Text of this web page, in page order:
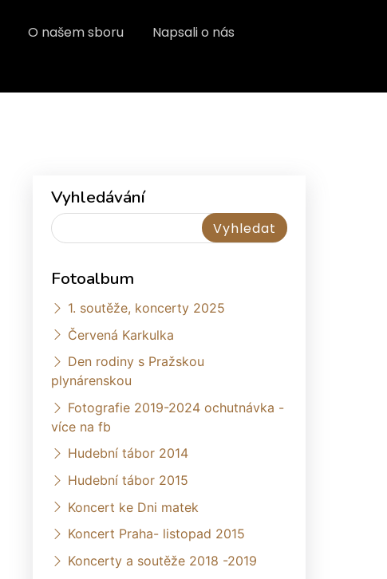
O našem sboru
Napsali o nás
Vyhledávání
Fotoalbum
1. soutěže, koncerty 2025
Červená Karkulka
Den rodiny s Pražskou
plynárenskou
Fotografie 2019-2024 ochutnávka -
více na fb
Hudební tábor 2014
Hudební tábor 2015
Koncert ke Dni matek
Koncert Praha- listopad 2015
Koncerty a soutěže 2018 -2019